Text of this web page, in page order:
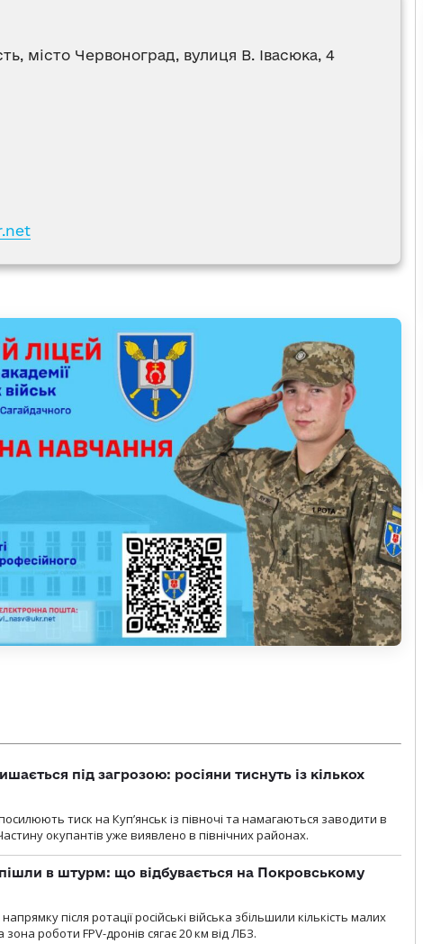
місто Червоноград, вулиця В. Івасюка, 4
під загрозою: росіяни тиснуть із кількох
посилюють тиск на Куп’янськ із півночі та намагаються заводити в
окупантів уже виявлено в північних районах.
в штурм: що відбувається на Покровському
після ротації російські війська збільшили кількість малих
роботи FPV-дронів сягає 20 км від ЛБЗ.